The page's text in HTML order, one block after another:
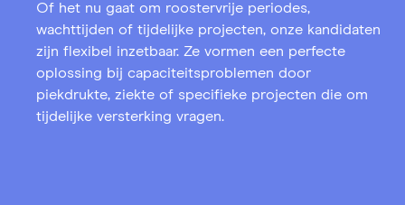
Of het nu gaat om roostervrije periodes,
wachttijden of tijdelijke projecten, onze kandidaten
zijn flexibel inzetbaar. Ze vormen een perfecte
oplossing bij capaciteitsproblemen door
piekdrukte, ziekte of specifieke projecten die om
tijdelijke versterking vragen.